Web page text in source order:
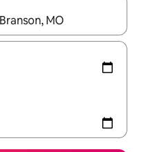
для